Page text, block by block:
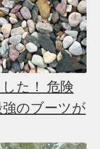
た！ 危険
のブーツが